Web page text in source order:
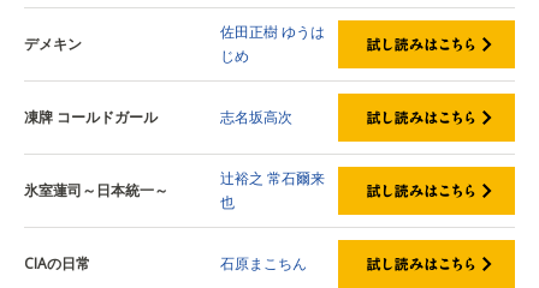
デメキン
佐田正樹ゆうは
じめ
凍牌 コールドガール 志名坂高次
氷室蓮司～日本統一～
辻裕之 常石爾来
也
CIAの日常 石原まこちん